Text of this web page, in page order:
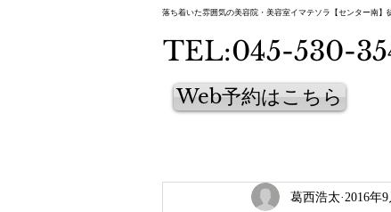
落ち着いた雰囲気の美容院・美容室イマテソラ【センター南】
TEL:045-530-
Web予約はこちら
葛西浩太 2016年